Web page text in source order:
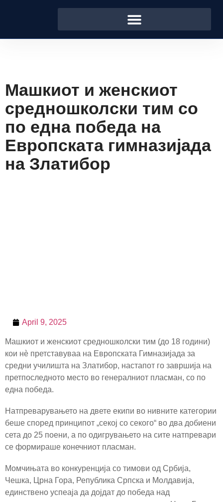
Машкиот и женскиот
средношколски тим со
по една победа на
Европската гимназијада
на Златибор
April 9, 2025
Машкиот и женскиот средношколски тим (до 18 години)
кои нè претставуваа на Европската Гимназијада за
средни училишта на Златибор, настапот го завршија на
претпоследното место во генералниот пласман, со по
една победа.
Натпреварувањето на двете екипи во нивните категории
беше според принципот „секој со секого“ во два добиени
сета до 25 поени, а по одигрувањето на сите натпревари
се формираше конечниот пласман.
Момчињата во конкуренција со тимови од Србија,
Чешка, Црна Гора, Република Српска и Молдавија,
единствено успеаја да дојдат до победа над